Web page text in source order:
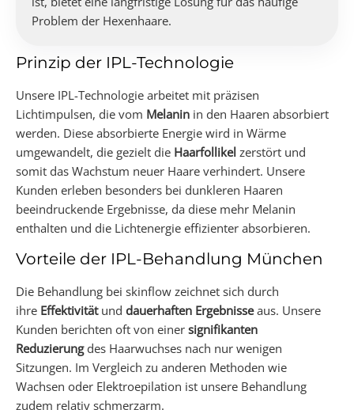
Problem der Hexenhaare.
Prinzip der IPL-Technologie
Unsere IPL-Technologie arbeitet mit präzisen
Lichtimpulsen, die vom Melanin in den Haaren absorbiert
werden. Diese absorbierte Energie wird in Wärme
umgewandelt, die gezielt die Haarfollikel zerstört und
somit das Wachstum neuer Haare verhindert. Unsere
Kunden erleben besonders bei dunkleren Haaren
beeindruckende Ergebnisse, da diese mehr Melanin
enthalten und die Lichtenergie effizienter absorbieren.
Vorteile der IPL-Behandlung München
Die Behandlung bei skinflow zeichnet sich durch
ihre Effektivitätund dauerhaften Ergebnisseaus. Unsere
Kunden berichten oft von einer signifikanten
Reduzierungdes Haarwuchses nach nur wenigen
Sitzungen. Im Vergleich zu anderen Methoden wie
Wachsen oder Elektroepilation ist unsere Behandlung
zudem relativ schmerzarm.